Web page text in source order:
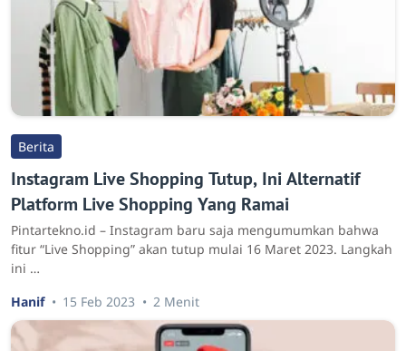
Berita
Instagram Live Shopping Tutup, Ini Alternatif
Platform Live Shopping Yang Ramai
Pintartekno.id – Instagram baru saja mengumumkan bahwa
fitur “Live Shopping” akan tutup mulai 16 Maret 2023. Langkah
ini …
Hanif
15 Feb 2023 2 Menit